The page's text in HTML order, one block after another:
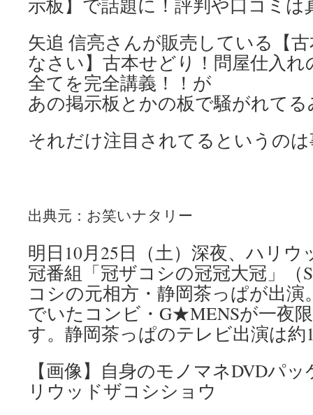
示板】で話題に！評判や口コミは
矢追 信亮さんが販売している【
なさい】古本せどり！問屋仕入
全てを完全講義！！が
あの掲示板とかの板で騒がれて
それだけ注目されてるというの
出典元：お笑いナタリー
明日10月25日（土）深夜、ハリ
冠番組「冠ザコシの冠冠大冠」（
コシの元相方・静岡茶っぱが出
でいたコンビ・G★MENSが一夜
す。静岡茶っぱのテレビ出演は
【画像】自身のモノマネDVDパ
リウッドザコシショウ